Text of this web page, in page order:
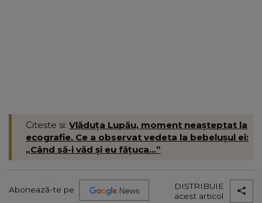
Citeste si: Vlăduța Lupău, moment neașteptat la
ecografie. Ce a observat vedeta la bebelușul ei:
„Când să-i văd și eu fățuca...”
Abonează-te pe
DISTRIBUIE
acest articol